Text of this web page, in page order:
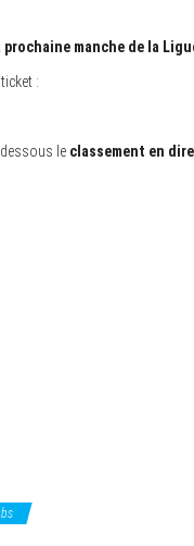
manche de la
:
le classement en